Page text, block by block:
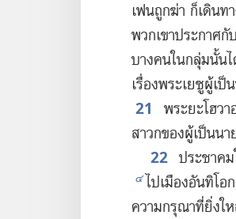
เฟน​ถูก​ฆ่า ก็​เดิน​ท
พวก​เขา​ประกาศ​
บาง​คน​ใน​กลุ่ม​นั้น​
เรื่อง​พระ​เยซู​ผู้​เ
21
พระ​ยะโฮว
สาวก​ของ​ผู้​เป็น​นา
22 ประชาคม​
๔ ไป​เมือง​อันทิโอก
ความ​กรุณา​ที่​ยิ่ง​ใ